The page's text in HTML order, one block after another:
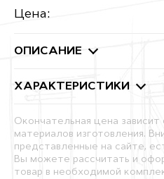
Цена:
ОПИСАНИЕ
ХАРАКТЕРИСТИКИ
Окончательная цена
материалов изготовления.
представленные на сайте,
Вы можете рассчитать и
товар в необходимой